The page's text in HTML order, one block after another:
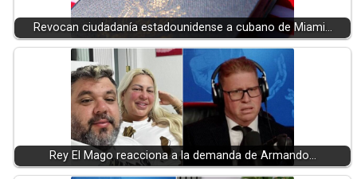
Revocan ciudadanía estadounidense a cubano de Miami…
Rey El Mago reacciona a la demanda de Armando…